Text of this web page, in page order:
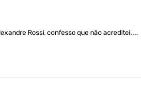
Rossi, confesso que não acreditei....